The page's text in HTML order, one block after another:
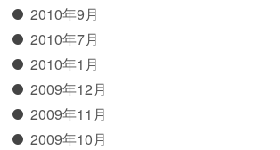
2010年9月
2010年7月
2010年1月
2009年12月
2009年11月
2009年10月